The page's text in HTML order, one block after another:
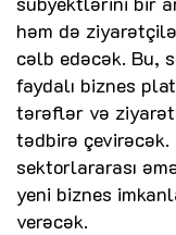
həm də
cəlb edəcək. Bu,
faydalı biznes
tərəflər və
tədbirə çevirəcək.
sektorlararası
yeni biznes
verəcək.